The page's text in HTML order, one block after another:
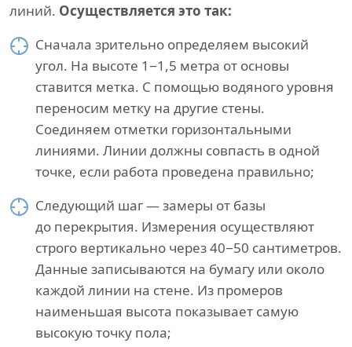
линий. Осуществляется это так:
Сначала зрительно определяем высокий
угол. На высоте 1−1,5 метра от основы
ставится метка. С помощью водяного уровня
переносим метку на другие стены.
Соединяем отметки горизонтальными
линиями. Линии должны совпасть в одной
точке, если работа проведена правильно;
Следующий шаг — замеры от базы
до перекрытия. Измерения осуществляют
строго вертикально через 40−50 сантиметров.
Данные записываются на бумагу или около
каждой линии на стене. Из промеров
наименьшая высота показывает самую
высокую точку пола;